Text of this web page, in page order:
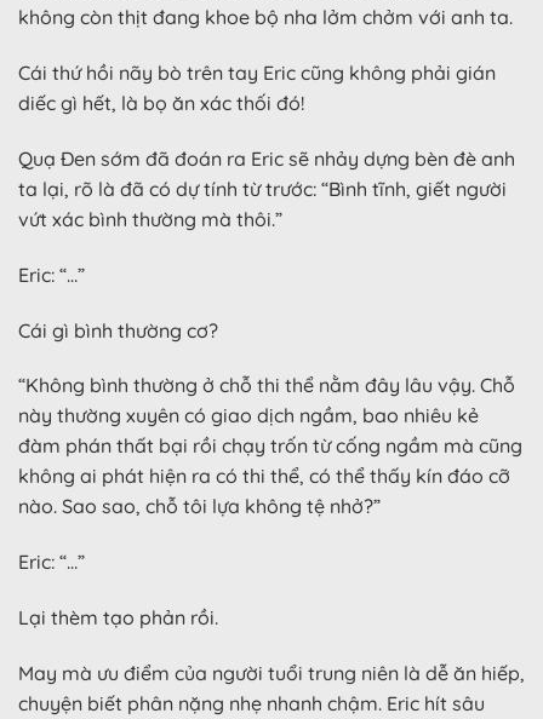
không còn thịt đang khoe bộ nha lởm chởm với anh ta.
Cái thứ hồi nãy bò trên tay Eric cũng không phải gián
diếc gì hết, là bọ ăn xác thối đó!
Quạ Đen sớm đã đoán ra Eric sẽ nhảy dựng bèn đè anh
ta lại, rõ là đã có dự tính từ trước: “Bình tĩnh, giết người
vứt xác bình thường mà thôi.”
Eric: “…”
Cái gì bình thường cơ?
“Không bình thường ở chỗ thi thể nằm đây lâu vậy. Chỗ
này thường xuyên có giao dịch ngầm, bao nhiêu kẻ
đàm phán thất bại rồi chạy trốn từ cống ngầm mà cũng
không ai phát hiện ra có thi thể, có thể thấy kín đáo cỡ
nào. Sao sao, chỗ tôi lựa không tệ nhở?”
Eric: “…”
Lại thèm tạo phản rồi.
May mà ưu điểm của người tuổi trung niên là dễ ăn hiếp,
chuyện biết phân nặng nhẹ nhanh chậm. Eric hít sâu